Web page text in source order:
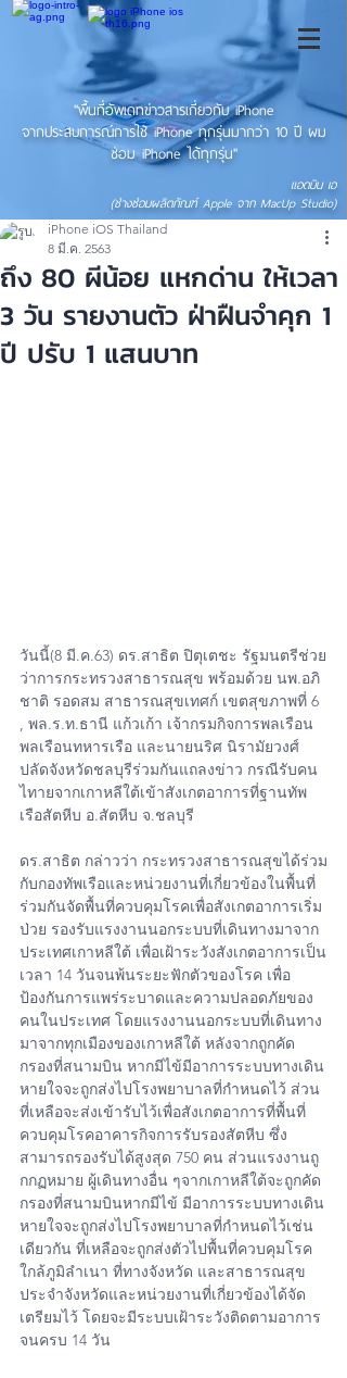
"พื้นที่อัพเดทข่าวสารเกี่ยวกับ iPhone
จากประสบการณ์การใช้ iPhone ทุกรุ่นมากว่า 10 ปี ผม
ซ่อม iPhone ได้ทุกรุ่น"
แอดมิน เอ
(ช่างซ่อมผลิตภัณฑ์ Apple จาก MacUp Studio)
ถึง 80 ผีน้อย แหกด่าน ให้เวลา
3 วัน รายงานตัว ฝ่าฝืนจำคุก 1
ปี ปรับ 1 แสนบาท
iPhone iOS Thailand
8 มี.ค. 2563
วันนี้(8 มี.ค.63) ดร.สาธิต ปิตุเตชะ รัฐมนตรีช่วย
ว่าการกระทรวงสาธารณสุข พร้อมด้วย นพ.อภิ
ชาติ รอดสม สาธารณสุขเทศก์ เขตสุขภาพที่ 6
, พล.ร.ท.ธานี แก้วเก้า เจ้ากรมกิจการพลเรือน
พลเรือนทหารเรือ และนายนริศ นิรามัยวงศ์
ปลัดจังหวัดชลบุรีร่วมกันแถลงข่าว กรณีรับคน
ไทายจากเกาหลีใต้เข้าสังเกตอาการที่ฐานทัพ
เรือสัตหีบ อ.สัตหีบ จ.ชลบุรี
ดร.สาธิต กล่าวว่า กระทรวงสาธารณสุขได้ร่วม
กับกองทัพเรือและหน่วยงานที่เกี่ยวข้องในพื้นที่
ร่วมกันจัดพื้นที่ควบคุมโรคเพื่อสังเกตอาการเริ่ม
ป่วย รองรับแรงงานนอกระบบที่เดินทางมาจาก
ประเทศเกาหลีใต้ เพื่อเฝ้าระวังสังเกตอาการเป็น
เวลา 14 วันจนพ้นระยะฟักตัวของโรค เพื่อ
ป้องกันการแพร่ระบาดและความปลอดภัยของ
คนในประเทศ โดยแรงงานนอกระบบที่เดินทาง
มาจากทุกเมืองของเกาหลีใต้ หลังจากถูกคัด
กรองที่สนามบิน หากมีไข้มีอาการระบบทางเดิน
หายใจจะถูกส่งไปโรงพยาบาลที่กำหนดไว้ ส่วน
ที่เหลือจะส่งเข้ารับไว้เพื่อสังเกตอาการที่พื้นที่
ควบคุมโรคอาคารกิจการรับรองสัตหีบ ซึ่ง
สามารถรองรับได้สูงสุด 750 คน ส่วนแรงงานถู
กกฏหมาย ผู้เดินทางอื่น ๆจากเกาหลีใต้จะถูกคัด
กรองที่สนามบินหากมีไข้ มีอาการระบบทางเดิน
หายใจจะถูกส่งไปโรงพยาบาลที่กำหนดไว้เช่น
เดียวกัน ที่เหลือจะถูกส่งตัวไปพื้นที่ควบคุมโรค
ใกล้ภูมิลำเนา ที่ทางจังหวัด และสาธารณสุข
ประจำจังหวัดและหน่วยงานที่เกี่ยวข้องได้จัด
เตรียมไว้ โดยจะมีระบบเฝ้าระวังติดตามอาการ
จนครบ 14 วัน